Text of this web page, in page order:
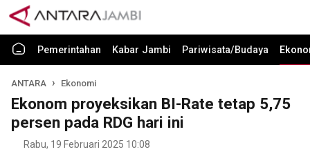
Pemerintahan Kabar Jambi Pariwisata/Budaya
ANTARA Ekonomi
Ekonom proyeksikan BI-Rate tetap 5,75
persen pada RDG hari ini
Rabu, 19 Februari 2025 10:08